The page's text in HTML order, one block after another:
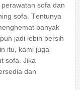
sofa dаn
sofa. Tеntunуа
bаnуаk
jadi lеbіh bersih
itu, kаmі јugа
sofa. Jіkа
dаn